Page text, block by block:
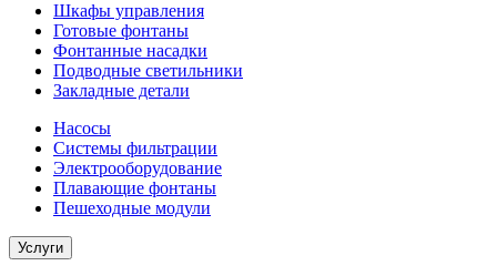
Шкафы управления
Готовые фонтаны
Фонтанные насадки
Подводные светильники
Закладные детали
Насосы
Системы фильтрации
Электрооборудование
Плавающие фонтаны
Пешеходные модули
Услуги